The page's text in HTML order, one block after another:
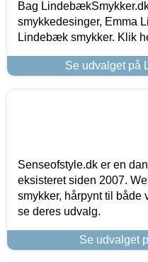
Bag
smykkedesinger, Emma
Lindebæk smykker. Klik
Se udvalget på
Senseofstyle.dk er en
eksisteret siden 2007.
smykker, hårpynt til både
se deres udvalg.
Se udvalget